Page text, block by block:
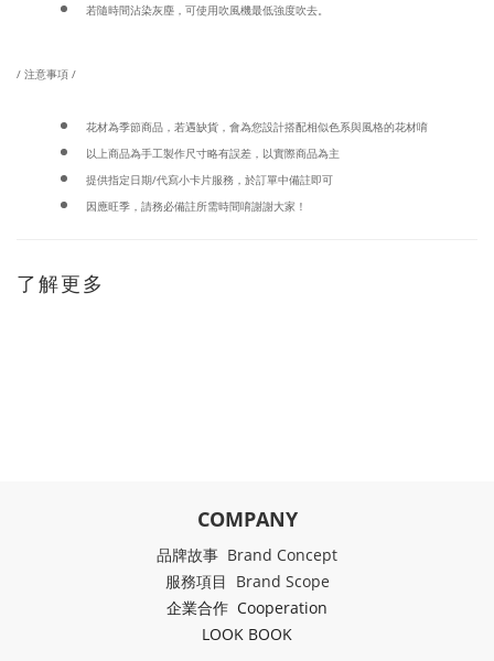
若隨時間沾染灰塵，可使用吹風機最低強度吹去。
/ 注意事項 /
花材為季節商品，若遇缺貨，會為您設計搭配相似色系與風格的花材唷
以上商品為手工製作尺寸略有誤差，以實際商品為主
提供指定日期/代寫小卡片服務，於訂單中備註即可
因應旺季，請務必備註所需時間唷謝謝大家！
了解更多
COMPANY
品牌故事 Brand Concept
服務項目 Brand Scope
企業合作 Cooperation
LOOK BOOK